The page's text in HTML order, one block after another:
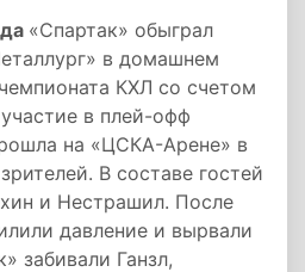
«Спартак» обыграл
в домашнем
КХЛ со счетом
в плей-офф
на «ЦСКА-Арене» в
В составе гостей
и Нестрашил. После
давление и вырвали
забивали Ганзл,